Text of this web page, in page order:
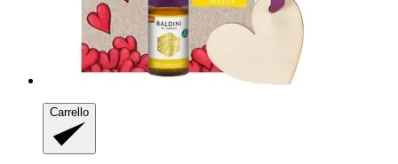
Carrello